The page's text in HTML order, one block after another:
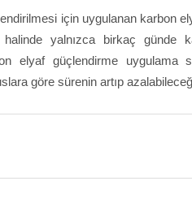
için uygulanan karbon
yalnızca birkaç günde
elyaf güçlendirme
göre sürenin artıp